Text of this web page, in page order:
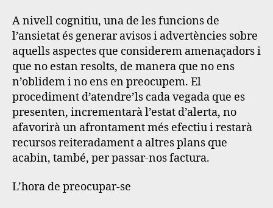
A nivell cognitiu, una de les funcions de
l’ansietat és generar avisos i advertències sobre
aquells aspectes que considerem amenaçadors i
que no estan resolts, de manera que no ens
n’oblidem i no ens en preocupem. El
procediment d’atendre’ls cada vegada que es
presenten, incrementarà l’estat d’alerta, no
afavorirà un afrontament més efectiu i restarà
recursos reiteradament a altres plans que
acabin, també, per passar-nos factura.
L’hora de preocupar-se